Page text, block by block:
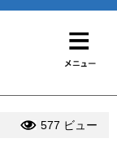
577 ビュー